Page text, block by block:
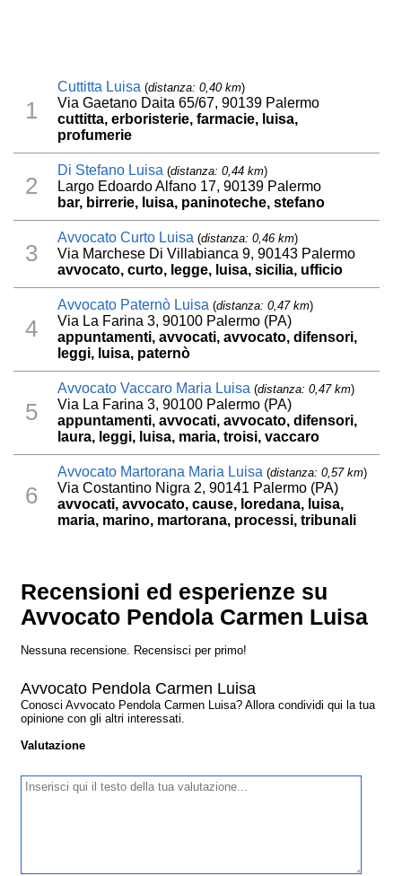
1
Cuttitta Luisa (distanza: 0,40 km)
Via Gaetano Daita 65/67, 90139 Palermo
cuttitta, erboristerie, farmacie, luisa,
profumerie
2
Di Stefano Luisa (distanza: 0,44 km)
Largo Edoardo Alfano 17, 90139 Palermo
bar, birrerie, luisa, paninoteche, stefano
3
Avvocato Curto Luisa (distanza: 0,46 km)
Via Marchese Di Villabianca 9, 90143 Palermo
avvocato, curto, legge, luisa, sicilia, ufficio
4
Avvocato Paternò Luisa (distanza: 0,47 km)
Via La Farina 3, 90100 Palermo (PA)
appuntamenti, avvocati, avvocato, difensori,
leggi, luisa, paternò
5
Avvocato Vaccaro Maria Luisa (distanza: 0,47 km)
Via La Farina 3, 90100 Palermo (PA)
appuntamenti, avvocati, avvocato, difensori,
laura, leggi, luisa, maria, troisi, vaccaro
6
Avvocato Martorana Maria Luisa (distanza: 0,57 km)
Via Costantino Nigra 2, 90141 Palermo (PA)
avvocati, avvocato, cause, loredana, luisa,
maria, marino, martorana, processi, tribunali
Recensioni ed esperienze su
Avvocato Pendola Carmen Luisa
Nessuna recensione. Recensisci per primo!
Avvocato Pendola Carmen Luisa
Conosci Avvocato Pendola Carmen Luisa? Allora condividi qui la tua
opinione con gli altri interessati.
Valutazione